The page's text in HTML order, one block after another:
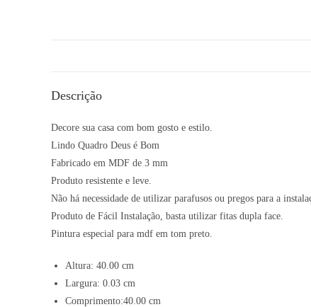
Descrição
Decore sua casa com bom gosto e estilo.
Lindo Quadro Deus é Bom
Fabricado em MDF de 3 mm
Produto resistente e leve.
Não há necessidade de utilizar parafusos ou pregos para a
Produto de Fácil Instalação, basta utilizar fitas dupla face.
Pintura especial para mdf em tom preto.
Altura: 40.00 cm
Largura: 0.03 cm
Comprimento:40.00 cm